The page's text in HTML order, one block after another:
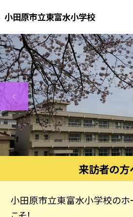
小田原市立東富水小学校
来訪者の方
小田原市立東富水小学校のホ